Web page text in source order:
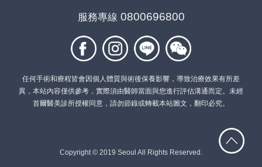
不出年齡／素人實證 Jane
服務專線 0800696800
任何手術和療程皆會因個人體質與術後保養影響，導致治療效果有所差
異，本站內容僅供參考，實際須由醫師當面與您進行評估溝通而定。未經
首爾醫美診所授權同意，請勿節錄或轉載本站圖文，翻印必究。
Copyright © 2019 Seoul All Rights Reserved.